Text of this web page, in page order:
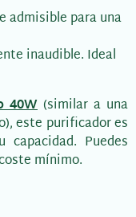
admisible para una
inaudible. Ideal
40W (similar a una
este purificador es
Puedes
mínimo.